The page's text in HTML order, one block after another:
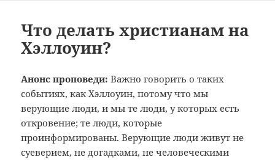
Что делать христианам на
Хэллоуин?
Анонс проповеди: Важно говорить о таких
событиях, как Хэллоуин, потому что мы
верующие люди, и мы те люди, у которых есть
откровение; те люди, которые
проинформированы. Верующие люди живут не
суеверием, не догадками, не человеческими